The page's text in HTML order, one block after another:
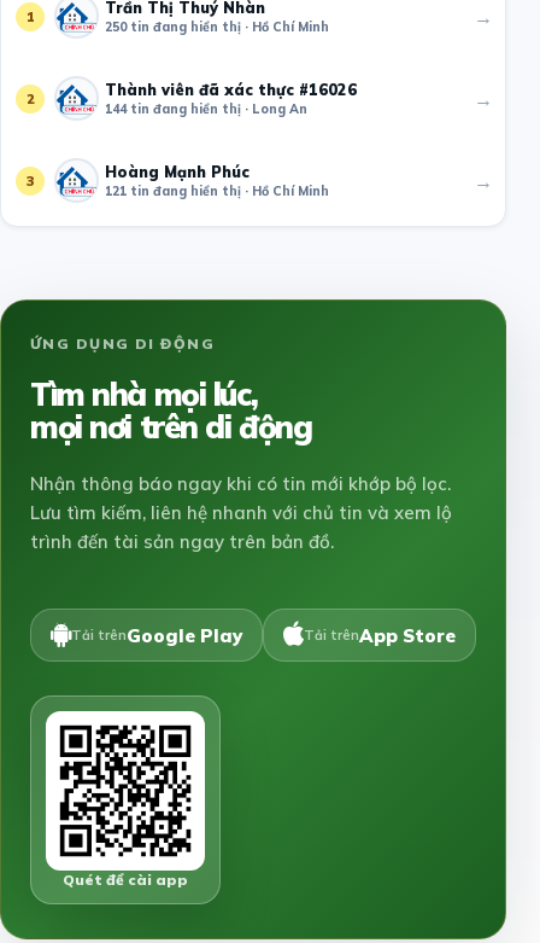
1 Trần Thị Thuý Nhàn
250 tin đang hiển thị · Hồ Chí Minh →
2 Thành viên đã xác thực #16026
144 tin đang hiển thị · Long An →
3 Hoàng Mạnh Phúc
121 tin đang hiển thị · Hồ Chí Minh →
ỨNG DỤNG DI ĐỘNG
Tìm nhà mọi lúc,
mọi nơi trên di động
Nhận thông báo ngay khi có tin mới khớp bộ lọc.
Lưu tìm kiếm, liên hệ nhanh với chủ tin và xem lộ
trình đến tài sản ngay trên bản đồ.
Tải trênGoogle Play Tải trênApp Store
Quét để cài app